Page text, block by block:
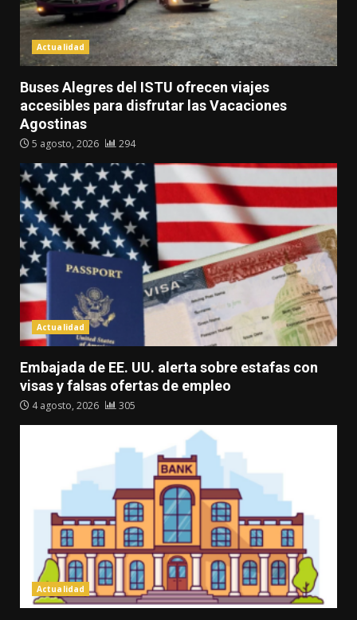
Actualidad
Buses Alegres del ISTU ofrecen viajes
accesibles para disfrutar las Vacaciones
Agostinas
5 agosto, 2026 294
Actualidad
Embajada de EE. UU. alerta sobre estafas con
visas y falsas ofertas de empleo
4 agosto, 2026 305
Actualidad